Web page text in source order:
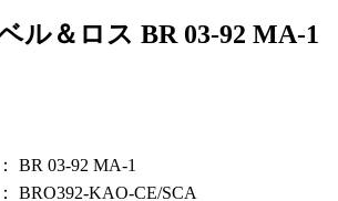
ル＆ロス BR 03-92 MA-1
：
BR 03-92 MA-1
： BRO392-KAO-CE/SCA